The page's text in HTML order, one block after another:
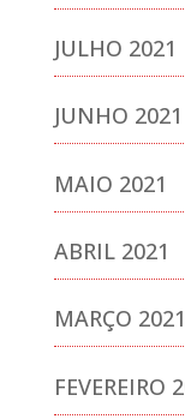
JULHO 2021
JUNHO 2021
MAIO 2021
ABRIL 2021
MARÇO 2021
FEVEREIRO